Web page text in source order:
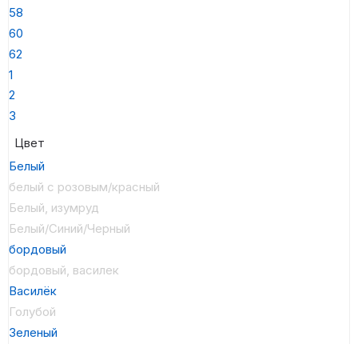
58
60
62
1
2
3
Цвет
Белый
белый с розовым/красный
Белый, изумруд
Белый/Синий/Черный
бордовый
бордовый, василек
Василёк
Голубой
Зеленый